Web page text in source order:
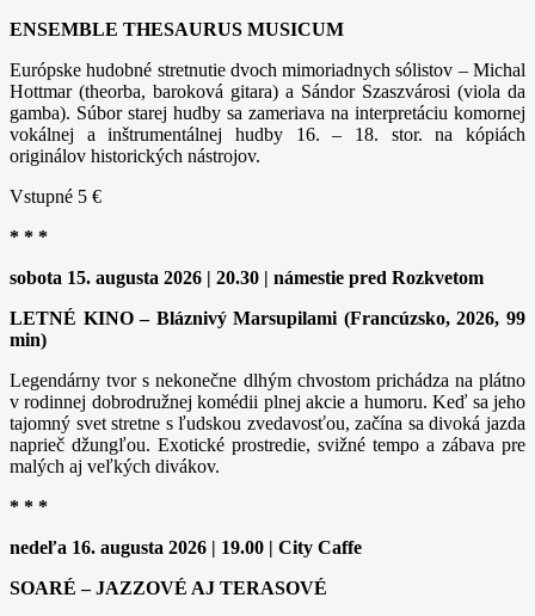
ENSEMBLE THESAURUS MUSICUM
Európske hudobné stretnutie dvoch mimoriadnych sólistov – Michal
Hottmar (theorba, baroková gitara) a Sándor Szaszvárosi (viola da
gamba). Súbor starej hudby sa zameriava na interpretáciu komornej
vokálnej a inštrumentálnej hudby 16. – 18. stor. na kópiách
originálov historických nástrojov.
Vstupné 5 €
* * *
sobota 15. augusta 2026 | 20.30 | námestie pred Rozkvetom
LETNÉ KINO – Bláznivý Marsupilami (Francúzsko, 2026, 99
min)
Legendárny tvor s nekonečne dlhým chvostom prichádza na plátno
v rodinnej dobrodružnej komédii plnej akcie a humoru. Keď sa jeho
tajomný svet stretne s ľudskou zvedavosťou, začína sa divoká jazda
naprieč džungľou. Exotické prostredie, svižné tempo a zábava pre
malých aj veľkých divákov.
* * *
nedeľa 16. augusta 2026 | 19.00 | City Caffe
SOARÉ – JAZZOVÉ AJ TERASOVÉ